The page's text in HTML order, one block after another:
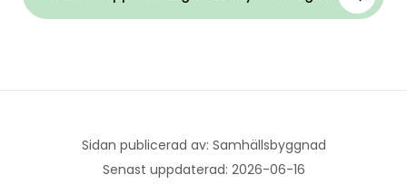
Sidan publicerad av: Samhällsbyggnad
Senast uppdaterad: 2026-06-16